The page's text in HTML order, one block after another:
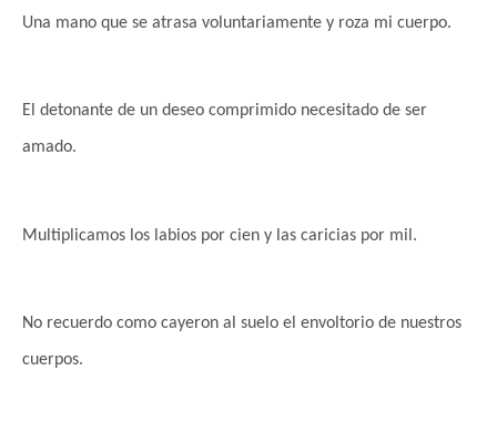
Una mano que se atrasa voluntariamente y roza mi cuerpo.
El detonante de un deseo comprimido necesitado de ser
amado.
Multiplicamos los labios por cien y las caricias por mil.
No recuerdo como cayeron al suelo el envoltorio de nuestros
cuerpos.